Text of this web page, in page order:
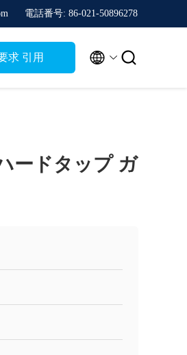
電話番号: 86-021-50896278
求 引用  
ードタップ ガ